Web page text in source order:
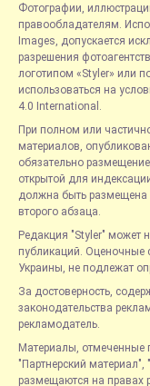
Фотографии,
правообладателям.
Images, допускается
разрешения
логотипом «Styler» или
использоваться на
4.0 International.
При полном или
материалов,
обязательно
открытой для
должна быть размещена
второго абзаца.
Редакция "Styler" может
публикаций. Оценочные
Украины, не подлежат
За достоверность,
законодательства
рекламодатель.
Материалы, отмеченные
"Партнерский материал",
размещаются на правах